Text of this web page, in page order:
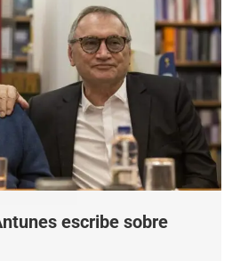
escribe sobre